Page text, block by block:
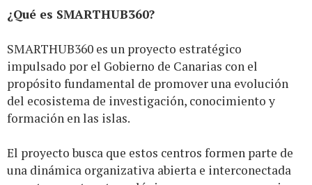
¿Qué es SMARTHUB360?
SMARTHUB360 es un proyecto estratégico
impulsado por el Gobierno de Canarias con el
propósito fundamental de promover una evolución
del ecosistema de investigación, conocimiento y
formación en las islas.
El proyecto busca que estos centros formen parte de
una dinámica organizativa abierta e interconectada